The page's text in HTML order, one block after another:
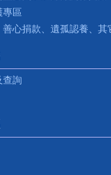
專區
善心捐款、遺孤認養、其
查詢